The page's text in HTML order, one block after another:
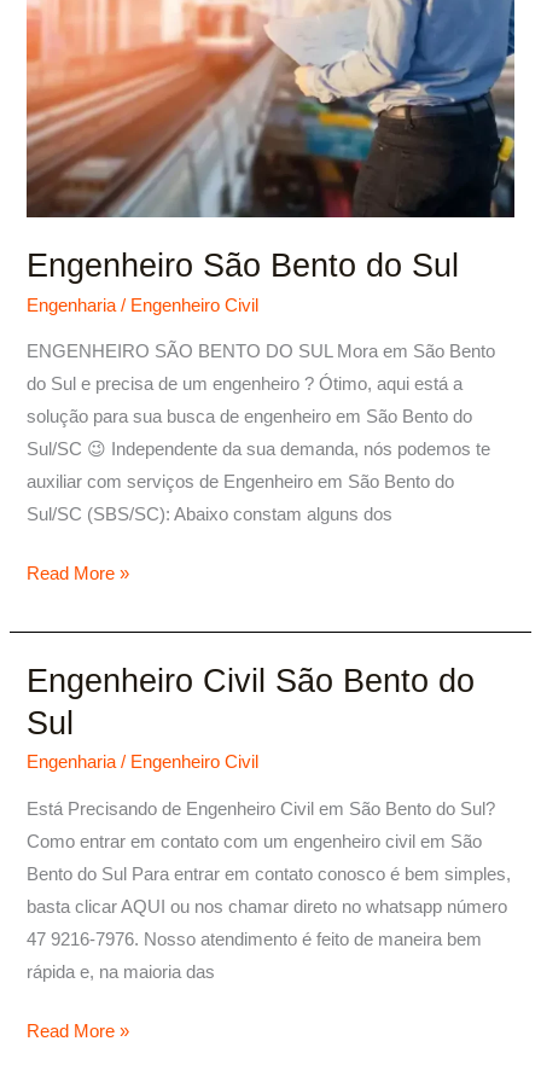
Engenheiro São Bento do Sul
Engenharia / Engenheiro Civil
ENGENHEIRO SÃO BENTO DO SUL Mora em São Bento
do Sul e precisa de um engenheiro ? Ótimo, aqui está a
solução para sua busca de engenheiro em São Bento do
Sul/SC 😉 Independente da sua demanda, nós podemos te
auxiliar com serviços de Engenheiro em São Bento do
Sul/SC (SBS/SC): Abaixo constam alguns dos
Read More »
Engenheiro Civil São Bento do
Sul
Engenharia / Engenheiro Civil
Está Precisando de Engenheiro Civil em São Bento do Sul?
Como entrar em contato com um engenheiro civil em São
Bento do Sul Para entrar em contato conosco é bem simples,
basta clicar AQUI ou nos chamar direto no whatsapp número
47 9216-7976. Nosso atendimento é feito de maneira bem
rápida e, na maioria das
Engenheiro
São
Bento
do
Sul
Read More »